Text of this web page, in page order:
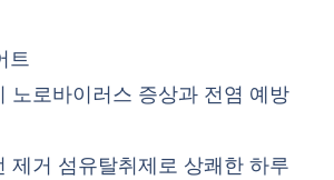
트
노로바이러스 증상과 전염 예방
제거 섬유탈취제로 상쾌한 하루